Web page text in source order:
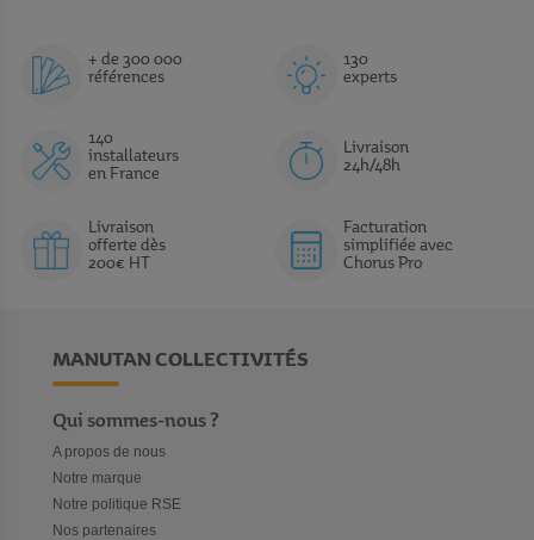
+ de 300 000
références
130
experts
140
installateurs
en France
Livraison
24h/48h
Livraison
offerte dès
200€ HT
Facturation
simplifiée avec
Chorus Pro
MANUTAN COLLECTIVITÉS
Qui sommes-nous ?
A propos de nous
Notre marque
Notre politique RSE
Nos partenaires